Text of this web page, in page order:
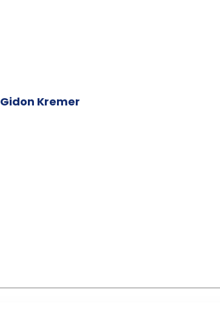
Kremer